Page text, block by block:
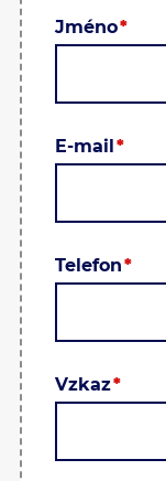
Jméno
E-mail
Telefon
Vzkaz